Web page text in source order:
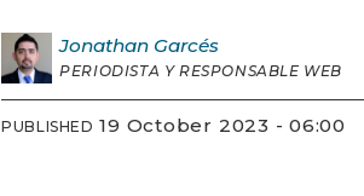
Jonathan Garcés
PERIODISTA Y RESPONSABLE WEB
PUBLISHED 19 October 2023 - 06:00